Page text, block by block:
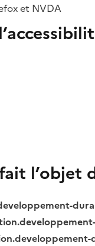
et NVDA